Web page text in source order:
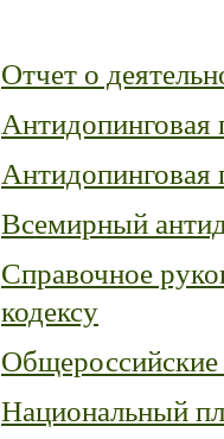
Отчет о
Антидопинговая
Антидопинговая
Всемирный
Справочное
кодексу
Общероссийские
Национальный